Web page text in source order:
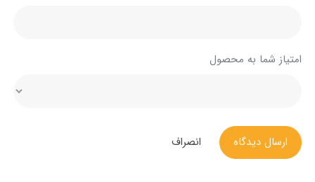
امتیاز شما به محصول
ارسال دیدگاه انصراف